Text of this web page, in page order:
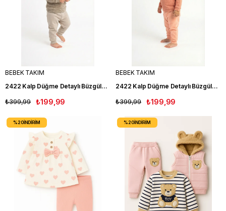
BEBEK TAKIM
2422 Kalp Düğme Detaylı Büzgülü Kız Takım HKY
₺199,99
₺399,99
BEBEK TAKIM
2422 Kalp Düğme Detaylı Büzgülü Kız Takım SOMON
₺199,99
₺399,99
%20İNDIRIM %20İNDIRIM